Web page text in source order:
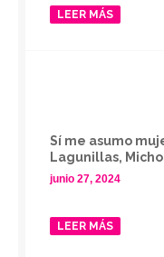
LEER MÁS
Sí me asumo
Lagunillas,
junio 27, 2024
LEER MÁS